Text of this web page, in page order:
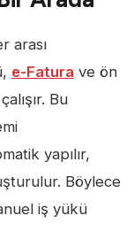
arası
e-Fatura ve ön
Bu
yapılır,
Böylece
iş yükü